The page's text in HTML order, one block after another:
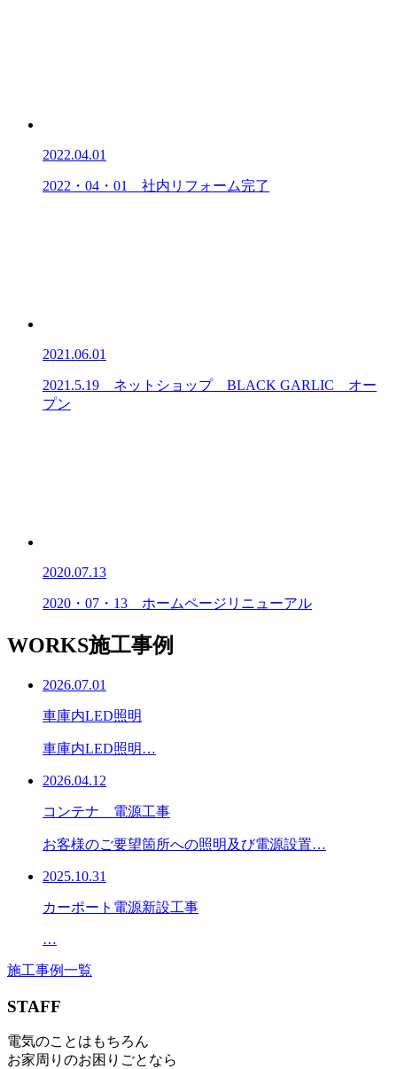
2022.04.01
2022・04・01 社内リフォーム完了
2021.06.01
2021.5.19 ネットショップ BLACK GARLIC オー
プン
2020.07.13
2020・07・13 ホームページリニューアル
WORKS施工事例
2026.07.01
車庫内LED照明
車庫内LED照明…
2026.04.12
コンテナ 電源工事
お客様のご要望箇所への照明及び電源設置…
2025.10.31
カーポート電源新設工事
…
施工事例一覧
STAFF
電気のことはもちろん
お家周りのお困りごとなら